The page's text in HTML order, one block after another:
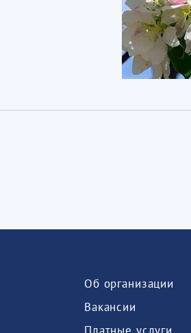
Об организации
Вакансии